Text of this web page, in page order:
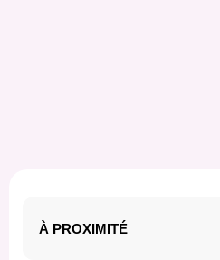
À PROXIMITÉ